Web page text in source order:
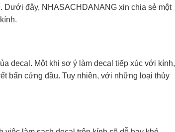
Dưới đây, NHASACHDANANG xin chia sẻ một
decal. Một khi sơ ý làm decal tiếp xúc với kính,
bẩn cứng đầu. Tuy nhiên, với những loại thủy